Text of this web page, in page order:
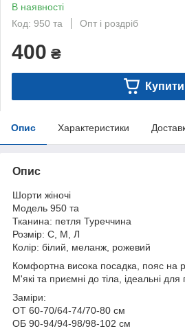
В наявності
Код: 950 та
Опт і роздріб
400 ₴
Купити
Опис Характеристики
Опис
Шорти жіночі
Модель 950 та
Тканина: петля Туреччина
Розмір: С, М, Л
Колір: білий, меланж, рожевий
Комфортна висока посадка, пояс на
М'які та приємні до тіла, ідеальні
Заміри:
ОТ 60-70/64-74/70-80 см
ОБ 90-94/94-98/98-102 см